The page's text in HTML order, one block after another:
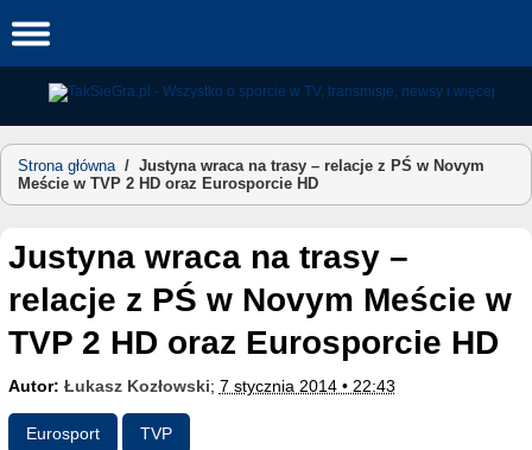
to
Strona główna/ Justyna wraca na trasy – relacje z PŚ w Novym
Meście w TVP 2 HD oraz Eurosporcie HD
Justyna wraca na trasy –
relacje z PŚ w Novym Meście w
TVP 2 HD oraz Eurosporcie HD
Autor: Łukasz Kozłowski; 7 stycznia 2014 • 22:43
Eurosport TVP